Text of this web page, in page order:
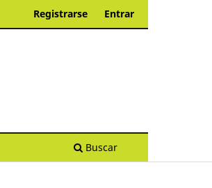
Buscar
Registrarse Entrar